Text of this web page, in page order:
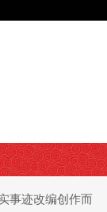
事迹改编创作而